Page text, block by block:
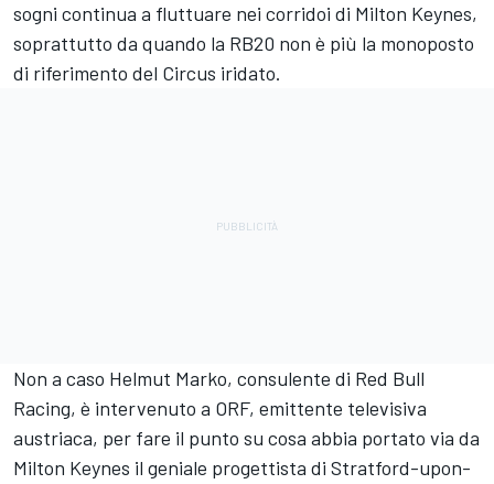
sogni continua a fluttuare nei corridoi di Milton Keynes,
soprattutto da quando la RB20 non è più la monoposto
di riferimento del Circus iridato.
Non a caso Helmut Marko, consulente di Red Bull
Racing, è intervenuto a ORF, emittente televisiva
austriaca, per fare il punto su cosa abbia portato via da
Milton Keynes il geniale progettista di Stratford-upon-